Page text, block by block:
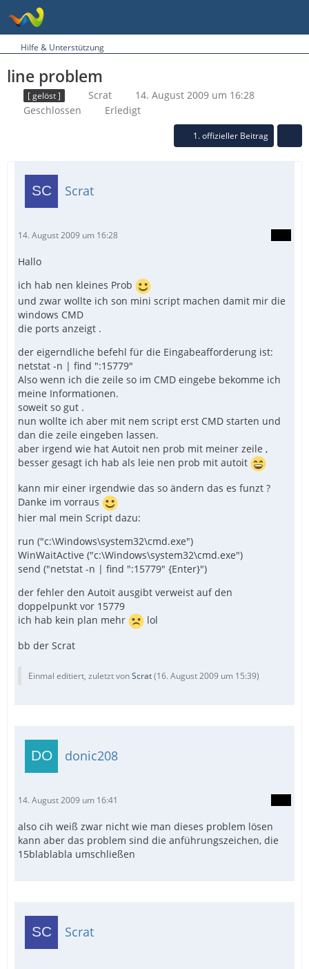
Hilfe & Unterstützung
line problem
[ gelöst ] Scrat
14. August 2009 um 16:28
Geschlossen
Erledigt
1. offizieller Beitrag
Scrat
14. August 2009 um 16:28
Hallo
ich hab nen kleines Prob
und zwar wollte ich son mini script machen damit mir die
windows CMD
die ports anzeigt .
der eigerndliche befehl für die Eingabeafforderung ist:
netstat -n | find ":15779"
Also wenn ich die zeile so im CMD eingebe bekomme ich
meine Informationen.
soweit so gut .
nun wollte ich aber mit nem script erst CMD starten und
dan die zeile eingeben lassen.
aber irgend wie hat Autoit nen prob mit meiner zeile ,
besser gesagt ich hab als leie nen prob mit autoit
kann mir einer irgendwie das so ändern das es funzt ?
Danke im vorraus
hier mal mein Script dazu:
run ("c:\Windows\system32\cmd.exe")
WinWaitActive ("c:\Windows\system32\cmd.exe")
send ("netstat -n | find ":15779" {Enter}")
der fehler den Autoit ausgibt verweist auf den
doppelpunkt vor 15779
ich hab kein plan mehr
lol
bb der Scrat
Einmal editiert, zuletzt vonScrat(16. August 2009 um 15:39)
donic208
14. August 2009 um 16:41
also cih weiß zwar nicht wie man dieses problem lösen
kann aber das problem sind die anführungszeichen, die
15blablabla umschließen
Scrat